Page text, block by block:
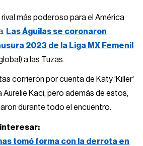
rival más poderoso para el América
Las Águilas se coronaron
2023 de la Liga MX Femenil
a las Tuzas.
corrieron por cuenta de Katy 'Killer'
Aurelie Kaci, pero además de estos,
durante todo el encuentro.
tomó forma con la derrota en